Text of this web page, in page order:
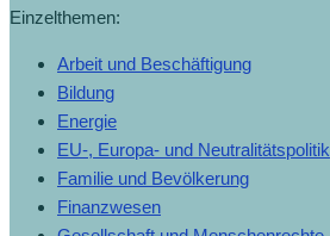
Einzelthemen:
Arbeit und Beschäftigung
Bildung
Energie
EU-, Europa- und Neutralitätspolitik
Familie und Bevölkerung
Finanzwesen